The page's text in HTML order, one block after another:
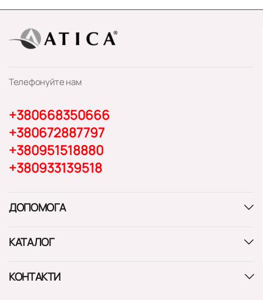
Телефонуйте нам
+380668350666
+380672887797
+380951518880
+380933139518
ДОПОМОГА
КАТАЛОГ
КОНТАКТИ